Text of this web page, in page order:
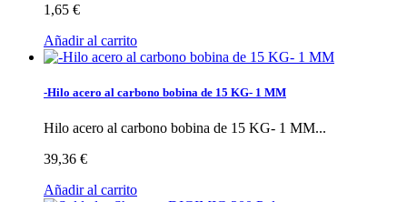
1,65 €
Añadir al carrito
-Hilo acero al carbono bobina de 15 KG- 1 MM
Hilo acero al carbono bobina de 15 KG- 1 MM...
39,36 €
Añadir al carrito